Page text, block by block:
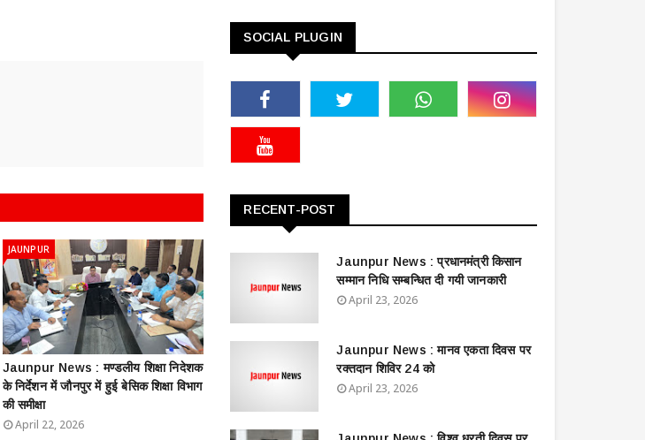
JAUNPUR
Jaunpur News : ​मण्डलीय शिक्षा निदेशक
के निर्देशन में जौनपुर में हुई बेसिक शिक्षा विभाग
की समीक्षा
April 22, 2026
SOCIAL PLUGIN
RECENT-POST
Jaunpur News : ​प्रधानमंत्री किसान
सम्मान निधि सम्बन्धित दी गयी जानकारी
April 23, 2026
Jaunpur News : ​मानव एकता दिवस पर
रक्तदान शिविर 24 को
April 23, 2026